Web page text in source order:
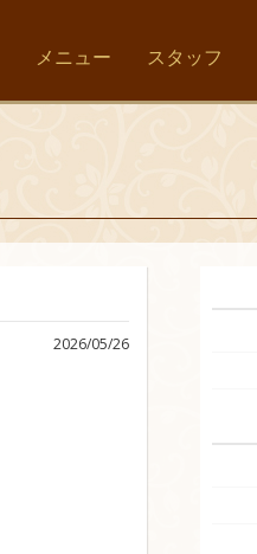
メニュー スタッフ
2026/05/26